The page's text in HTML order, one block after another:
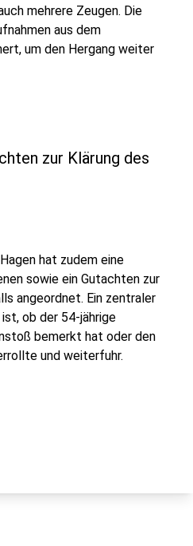
mehrere Zeugen. Die
aus dem
um den Hergang weiter
zur Klärung des
hat zudem eine
sowie ein Gutachten zur
angeordnet. Ein zentraler
ob der 54-jährige
bemerkt hat oder den
und weiterfuhr.